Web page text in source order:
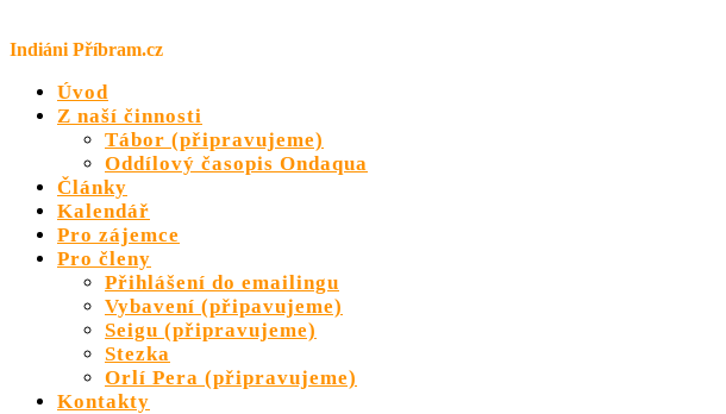
na
obsah
Indiáni Příbram.cz
Úvod
Z naší činnosti
Tábor (připravujeme)
Oddílový časopis Ondaqua
Články
Kalendář
Pro zájemce
Pro členy
Přihlášení do emailingu
Vybavení (připavujeme)
Seigu (připravujeme)
Stezka
Orlí Pera (připravujeme)
Kontakty